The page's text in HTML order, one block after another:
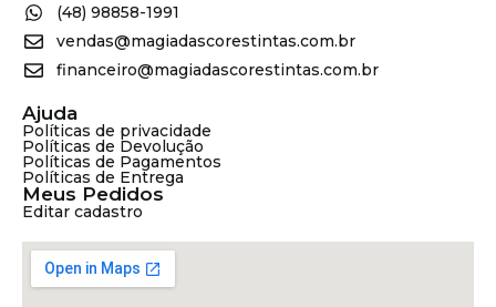
(48) 98858-1991
vendas@magiadascorestintas.com.br
financeiro@magiadascorestintas.com.br
Ajuda
Políticas de privacidade
Políticas de Devolução
Políticas de Pagamentos
Políticas de Entrega
Meus Pedidos
Editar cadastro